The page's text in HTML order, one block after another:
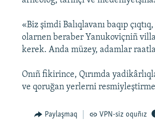
«Biz şimdi Balıqlavanı baqıp
olarnen beraber Yanukoviçniñ
kerek. Anda müzey, adamlar
Onıñ fikirince, Qırımda
ve qoruğan yerlerni
Paylaşmaq VPN-siz oquñız